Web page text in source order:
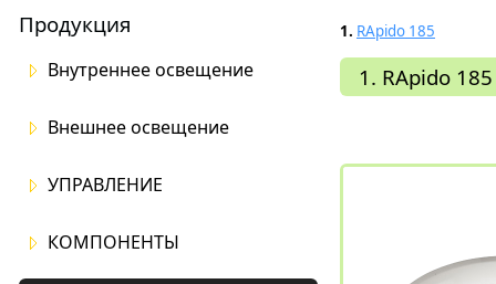
Продукция
Внутреннее освещение
Внешнее освещение
УПРАВЛЕНИЕ
КОМПОНЕНТЫ
1. RApido 185
1. RApido 185